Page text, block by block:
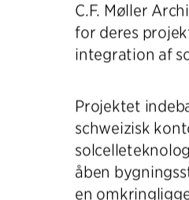
C.F. Møller
for deres
integration af
Projektet
schweizisk
åben
en